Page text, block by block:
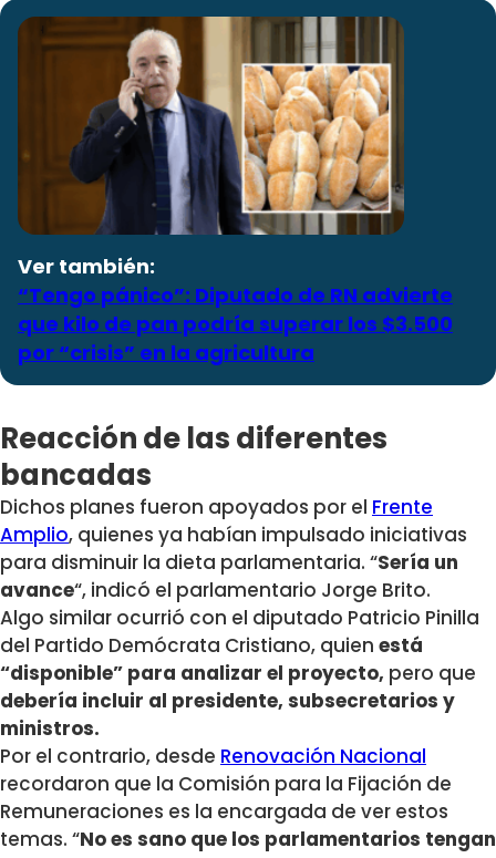
Ver también:
“Tengo pánico”: Diputado de RN advierte
que kilo de pan podría superar los $3.500
por “crisis” en la agricultura
Reacción de las diferentes
bancadas
Dichos planes fueron apoyados por el Frente
Amplio, quienes ya habían impulsado iniciativas
para disminuir la dieta parlamentaria. “Sería un
avance“, indicó el parlamentario Jorge Brito.
Algo similar ocurrió con el diputado Patricio Pinilla
del Partido Demócrata Cristiano, quien está
“disponible” para analizar el proyecto, pero que
debería incluir al presidente, subsecretarios y
ministros.
Por el contrario, desde Renovación Nacional
recordaron que la Comisión para la Fijación de
Remuneraciones es la encargada de ver estos
temas. “No es sano que los parlamentarios tengan